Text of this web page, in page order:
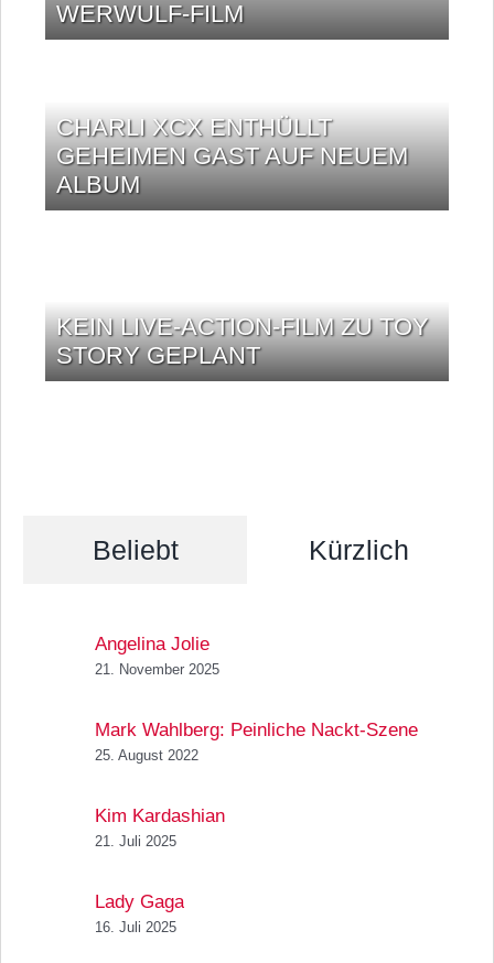
WERWULF-FILM
CHARLI XCX ENTHÜLLT
GEHEIMEN GAST AUF NEUEM
ALBUM
KEIN LIVE-ACTION-FILM ZU TOY
STORY GEPLANT
Beliebt Kürzlich
Angelina Jolie
21. November 2025
Mark Wahlberg: Peinliche Nackt-Szene
25. August 2022
Kim Kardashian
21. Juli 2025
Lady Gaga
16. Juli 2025